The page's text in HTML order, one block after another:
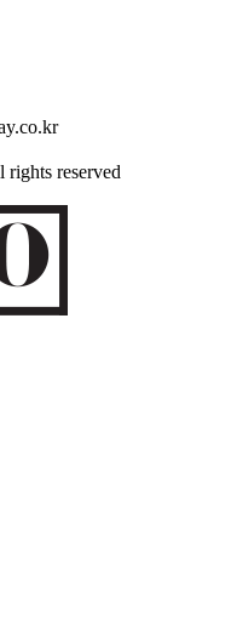
rights reserved